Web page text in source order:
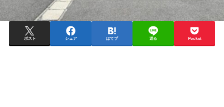
ポスト シェア はてブ 送る Pocket